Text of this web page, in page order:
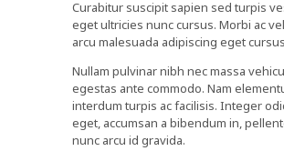
Curabitur suscipit sapien sed turpis
eget ultricies nunc cursus. Morbi ac
arcu malesuada adipiscing eget
Nullam pulvinar nibh nec massa
egestas ante commodo. Nam
interdum turpis ac facilisis. Integer
eget, accumsan a bibendum in,
nunc arcu id gravida.